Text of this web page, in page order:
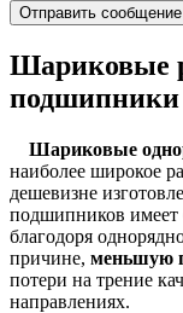
Отправить сообщение
Шариковые
Шариковые
наиболее широкое
дешевизне
подшипников имеет
благодоря
причине, меньшую
потери на трение
направлениях.